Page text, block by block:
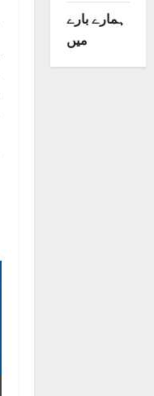
ہمارے بارے
میں